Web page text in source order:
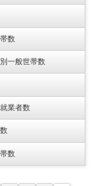
数
一般世帯数
業者数
数